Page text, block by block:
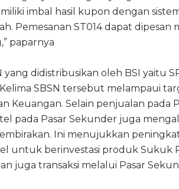
imbal hasil kupon dengan
Pemesanan ST014 dapat dipesan
paparnya
yang didistribusikan oleh BSI yaitu
Kelima SBSN tersebut melampaui
Keuangan. Selain penjualan pada
pada Pasar Sekunder juga
Ini menujukkan
untuk berinvestasi produk Sukuk
juga transaksi melalui Pasar